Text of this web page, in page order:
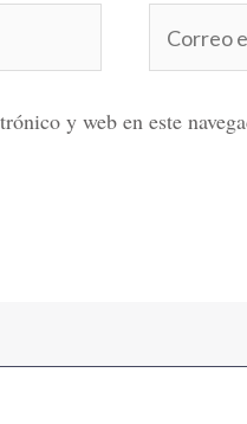
y web en este